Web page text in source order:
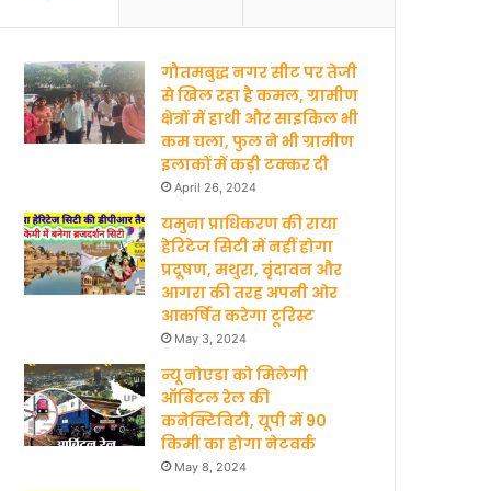
o
o
b
e
गौतमबुद्ध नगर सीट पर तेजी
से खिल रहा है कमल, ग्रामीण
क्षेत्रों में हाथी और साइकिल भी
कम चला, फुल ने भी ग्रामीण
इलाकों में कड़ी टक्कर दी
April 26, 2024
यमुना प्राधिकरण की राया
हेरिटेज सिटी में नहीं होगा
प्रदूषण, मथुरा, वृंदावन और
आगरा की तरह अपनी ओर
आकर्षित करेगा टूरिस्ट
May 3, 2024
न्यू नोएडा को मिलेगी
ऑर्बिटल रेल की
कनेक्टिविटी, यूपी में 90
किमी का होगा नेटवर्क
May 8, 2024